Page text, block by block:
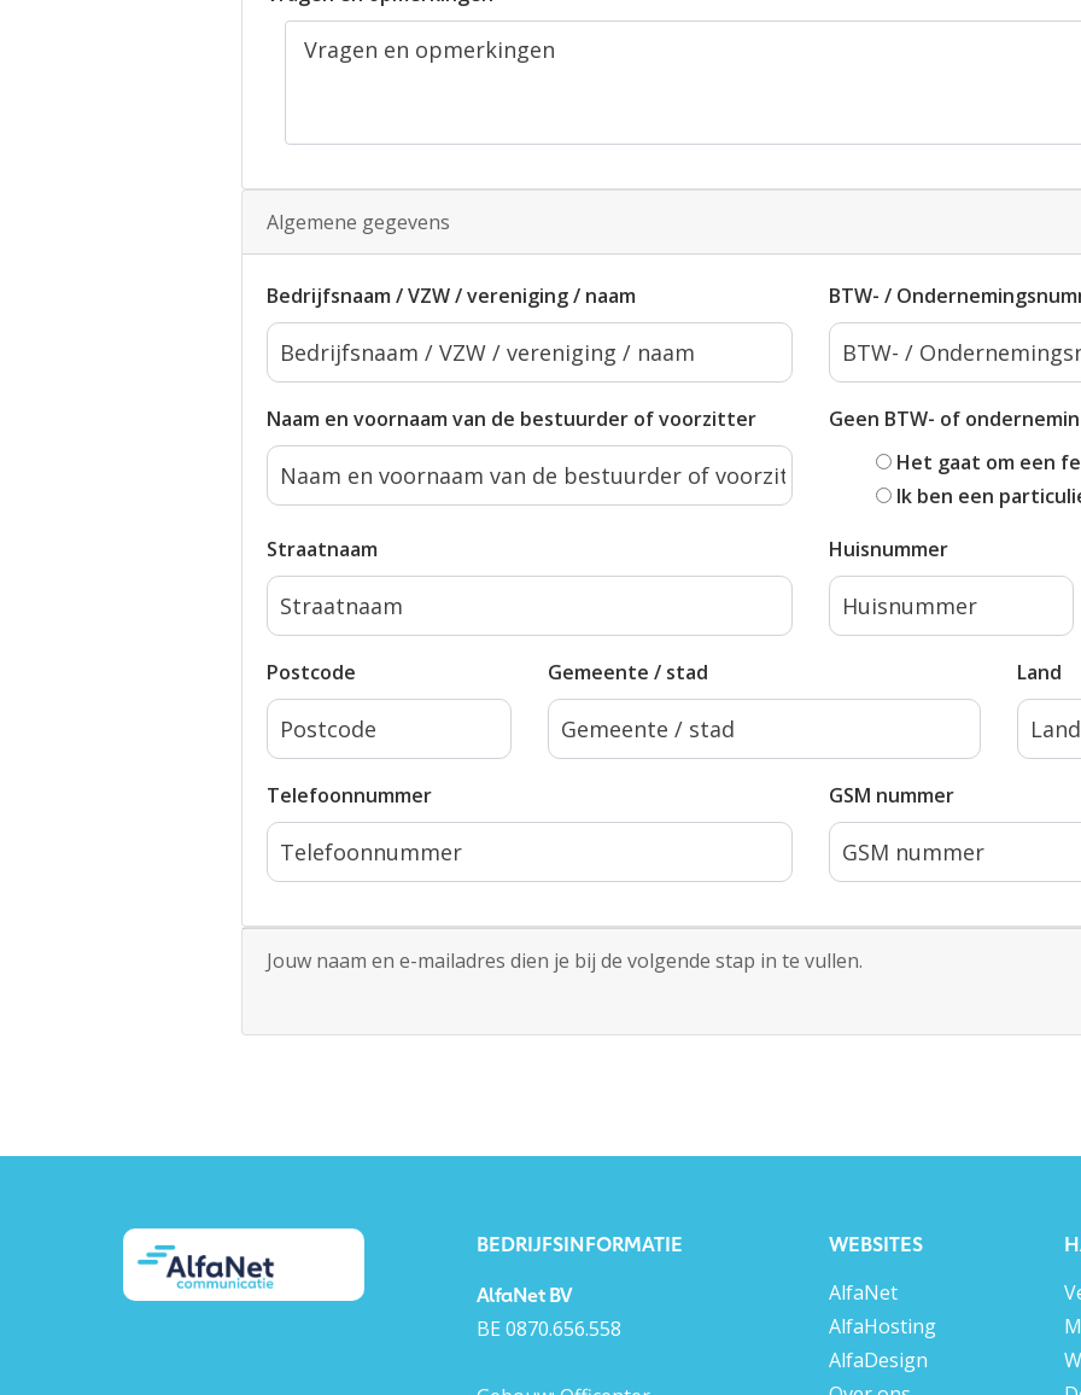
Algemene gegevens
Bedrijfsnaam / VZW / vereniging / naam BTW- /
Naam en voornaam van de bestuurder of voorzitter
Geen BTW- of
Het gaat om een
Ik ben een
Straatnaam
Huisnummer
Postcode Gemeente / stad Land
Telefoonnummer GSM nummer
Jouw naam en e-mailadres dien je bij de volgende stap in te vullen.
BEDRIJFSINFORMATIE
AlfaNet BV
BE 0870.656.558
WEBSITES
AlfaNet
AlfaHosting
AlfaDesign